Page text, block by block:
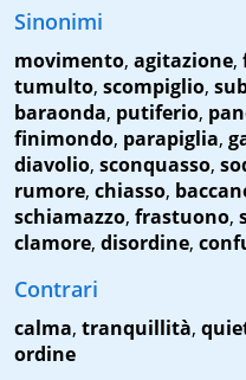
Sinonimi
movimento, agitazione,
tumulto, scompiglio,
baraonda, putiferio,
finimondo, parapiglia,
diavolio, sconquasso,
rumore, chiasso,
schiamazzo, frastuono,
clamore, disordine,
Contrari
calma, tranquillità,
ordine